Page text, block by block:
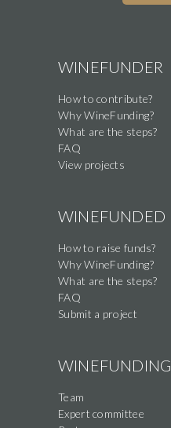
this
field
WINEFUNDER
How to contribute?
Why WineFunding?
What are the steps?
FAQ
View projects
WINEFUNDED
How to raise funds?
Why WineFunding?
What are the steps?
FAQ
Submit a project
WINEFUNDING
Team
Expert committee